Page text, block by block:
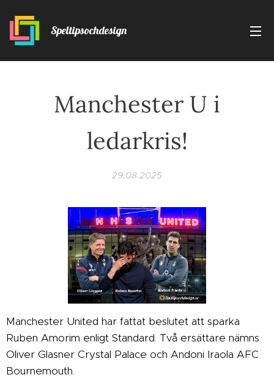
Speltipsochdesign
Manchester U i
ledarkris!
29.08.2025
Manchester United har fattat beslutet att sparka
Ruben Amorim enligt Standard. Två ersättare nämns
Oliver Glasner Crystal Palace och Andoni Iraola AFC
Bournemouth.